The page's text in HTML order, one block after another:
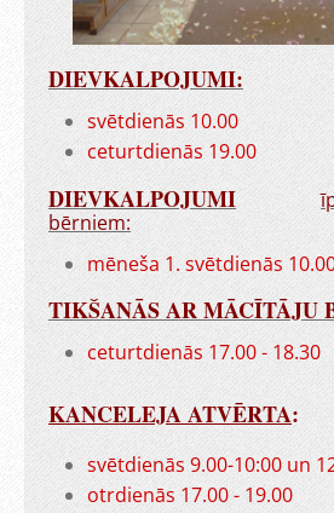
DIEVKALPOJUMI:
svētdienās 10.00
ceturtdienās 19.00
DIEVKALPOJUMI
bērniem:
mēneša 1. svētdienās
TIKŠANĀS AR MĀCĪTĀJU
ceturtdienās 17.00 - 18.30
KANCELEJA ATVĒRTA:
svētdienās 9.00-10:00 un
otrdienās 17.00 - 19.00